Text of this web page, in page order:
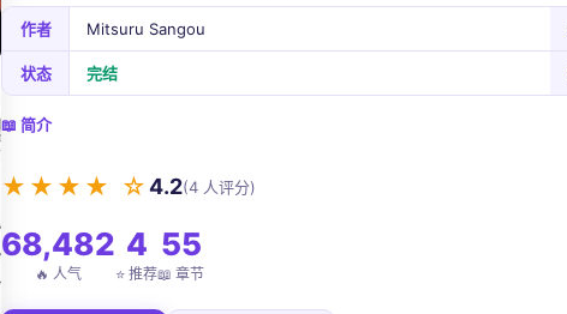
作者 Mitsuru Sangou
状态 完结
📖 简介
★★★★ ☆4.2(4 人评分)
68,482
🔥 人气
4
⭐ 推荐
55
📖 章节